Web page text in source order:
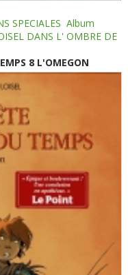
SPECIALES Album
DANS L' OMBRE DE
8 L'OMEGON